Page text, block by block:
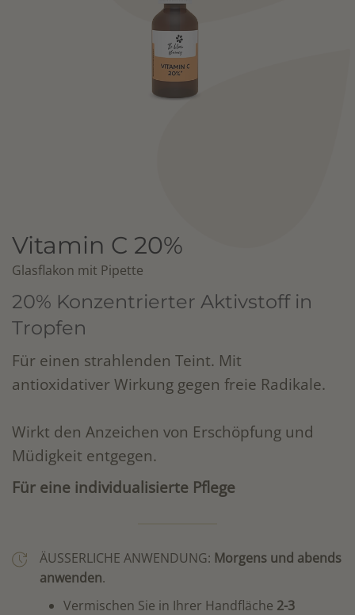
Vitamin C 20%
Glasflakon mit Pipette
20% Konzentrierter Aktivstoff in
Tropfen
​​​​​Für einen strahlenden Teint. Mit
antioxidativer Wirkung gegen freie Radikale.
Wirkt den Anzeichen von Erschöpfung und
Müdigkeit entgegen.
Für eine individualisierte Pflege
ÄUSSERLICHE ANWENDUNG: Morgens und abends
anwenden.
Vermischen Sie in Ihrer Handfläche 2-3